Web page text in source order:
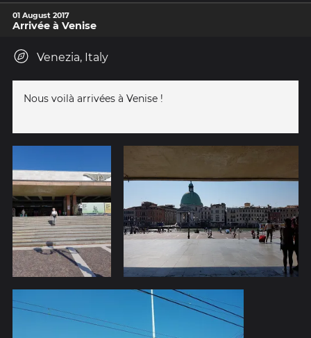
01 August 2017
Arrivée à Venise
Venezia, Italy
Nous voilà arrivées à Venise !